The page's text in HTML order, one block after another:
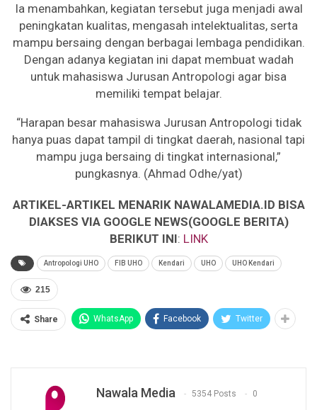
Ia menambahkan, kegiatan tersebut juga menjadi awal
peningkatan kualitas, mengasah intelektualitas, serta
mampu bersaing dengan berbagai lembaga pendidikan.
Dengan adanya kegiatan ini dapat membuat wadah
untuk mahasiswa Jurusan Antropologi agar bisa
memiliki tempat belajar.
“Harapan besar mahasiswa Jurusan Antropologi tidak
hanya puas dapat tampil di tingkat daerah, nasional tapi
mampu juga bersaing di tingkat internasional,”
pungkasnya. (Ahmad Odhe/yat)
ARTIKEL-ARTIKEL MENARIK NAWALAMEDIA.ID BISA
DIAKSES VIA GOOGLE NEWS(GOOGLE BERITA)
BERIKUT INI: LINK
Antropologi UHO FIB UHO Kendari UHO UHO Kendari
215
Share WhatsApp Facebook Twitter
Nawala Media 5354 Posts 0